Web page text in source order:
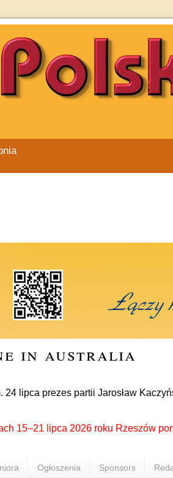
in australia
prezes partii Jarosław
15–21 lipca 2026 roku Rzeszów
Ogłoszenia Sponsors